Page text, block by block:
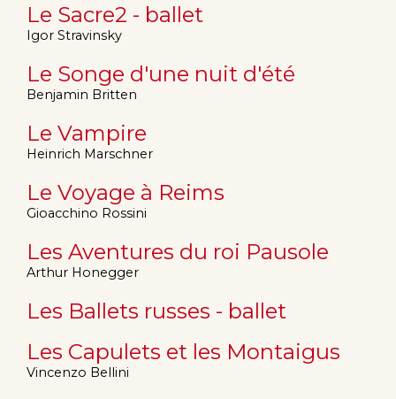
Le Sacre2 - ballet
Igor Stravinsky
Le Songe d'une nuit d'été
Benjamin Britten
Le Vampire
Heinrich Marschner
Le Voyage à Reims
Gioacchino Rossini
Les Aventures du roi Pausole
Arthur Honegger
Les Ballets russes - ballet
Les Capulets et les Montaigus
Vincenzo Bellini